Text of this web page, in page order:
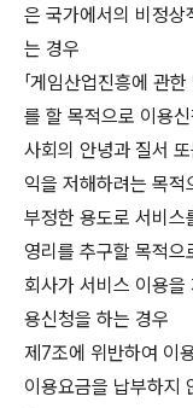
은 국가에서의 비정
는 경우
「게임산업진흥에 관
를 할 목적으로 이용
사회의 안녕과 질서
익을 저해하려는 목적
부정한 용도로 서비스
영리를 추구할 목적으
회사가 서비스 이용을
용신청을 하는 경우
제7조에 위반하여 이
이용요금을 납부하지